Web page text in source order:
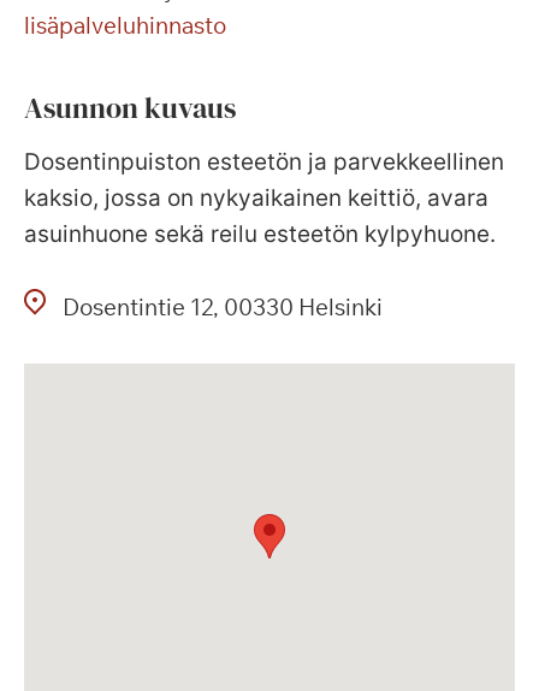
lisäpalveluhinnasto
Asunnon kuvaus
Dosentinpuiston esteetön ja parvekkeellinen
kaksio, jossa on nykyaikainen keittiö, avara
asuinhuone sekä reilu esteetön kylpyhuone.
Dosentintie 12 00330 Helsinki